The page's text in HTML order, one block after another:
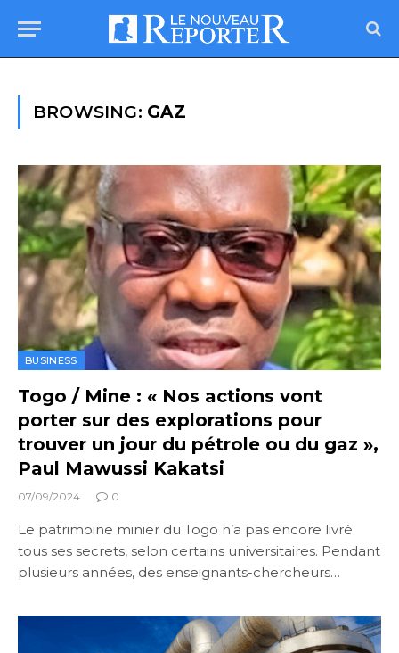
BROWSING: GAZ
BUSINESS
Togo / Mine : « Nos actions vont
porter sur des explorations pour
trouver un jour du pétrole ou du gaz »,
Paul Mawussi Kakatsi
07/09/2024 0
Le patrimoine minier du Togo n’a pas encore livré
tous ses secrets, selon certains universitaires. Pendant
plusieurs années, des enseignants-chercheurs…